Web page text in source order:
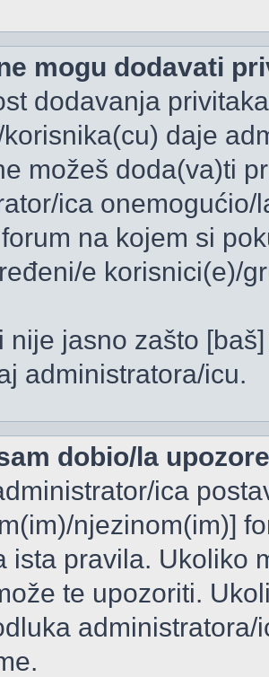
mogu dodavati
dodavanja
daje
možeš doda(va)ti
ica
na kojem si
e korisnici(e)/
nije jasno zašto
administratora/icu.
dobio/la
ica
njezinom(im)]
ista pravila. Ukoliko
te upozoriti.